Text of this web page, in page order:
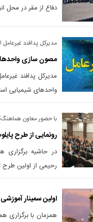
دفاع از مقر در محل
مدیرکل پدافند غیرعامل
مصون سازی واحد‌های
مدیرکل پدافند
واحد‌های شیمیایی
با حضور معاون
رونمایی از طرح
در حاشیه برگزاری
رحیمی از اولین
اولین سمینار
همزمان با